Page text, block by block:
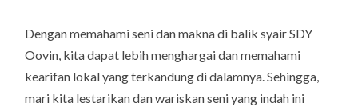
Dengan memahami seni dan makna di balik syair SDY
Oovin, kita dapat lebih menghargai dan memahami
kearifan lokal yang terkandung di dalamnya. Sehingga,
mari kita lestarikan dan wariskan seni yang indah ini